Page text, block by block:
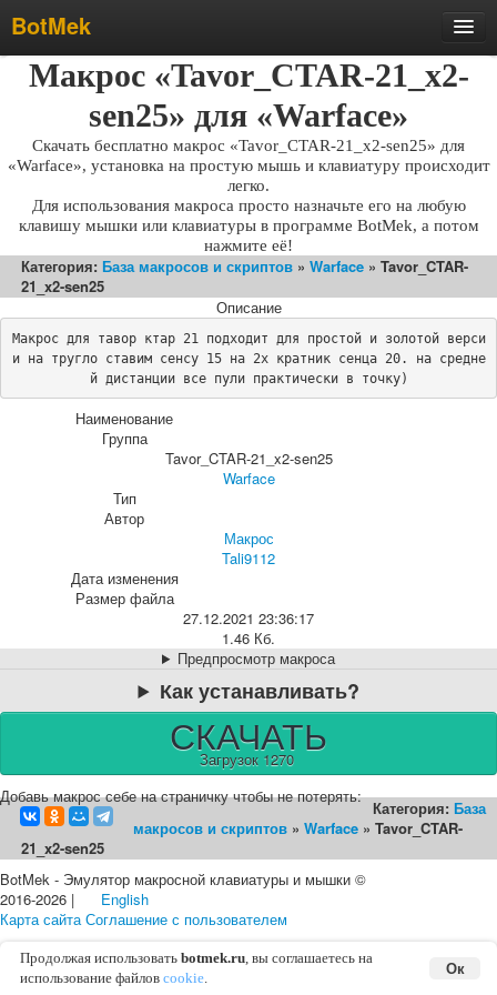
BotMek
Скачать
Обновления
Инструкция
Статьи
Бесплатные макросы
Тарифы
Отзывы
Поддержка
Форум
Макрос «Tavor_CTAR-21_x2-
sen25» для «Warface»
Скачать бесплатно макрос «Tavor_CTAR-21_x2-sen25» для
«Warface», установка на простую мышь и клавиатуру происходит
легко.
Для использования макроса просто назначьте его на любую
клавишу мышки или клавиатуры в программе BotMek, а потом
нажмите её!
Категория: База макросов и скриптов » Warface » Tavor_CTAR-
21_x2-sen25
Описание
Макрос для тавор ктар 21 подходит для простой и золотой верси
и на тругло ставим сенсу 15 на 2х кратник сенца 20. на средне
й дистанции все пули практически в точку)
Наименование
Группа
Tavor_CTAR-21_x2-sen25
Warface
Тип
Автор
Макрос
Tali9112
Дата изменения
Размер файла
27.12.2021 23:36:17
1.46 Кб.
Предпросмотр макроса
Как устанавливать?
СКАЧАТЬ
Загрузок 1270
Добавь макрос себе на страничку чтобы не потерять:
Категория: База
макросов и скриптов » Warface » Tavor_CTAR-
21_x2-sen25
BotMek - Эмулятор макросной клавиатуры и мышки ©
2016-2026 |
English
Карта сайта Соглашение с пользователем